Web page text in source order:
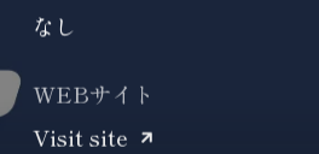
なし
WEBサイト
Visit site